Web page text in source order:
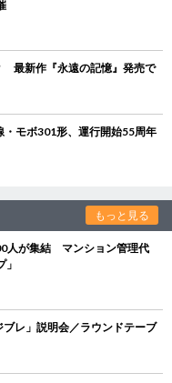
最新作『永遠の記憶』発売で
モボ301形、運行開始55周年
もっと見る
人が集結 マンション管理代
レ」説明会／ラウンドテーブ